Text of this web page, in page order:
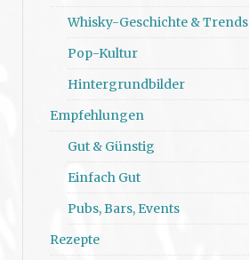
Whisky-Geschichte & Trends
Pop-Kultur
Hintergrundbilder
Empfehlungen
Gut & Günstig
Einfach Gut
Pubs, Bars, Events
Rezepte